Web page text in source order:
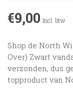
€9,00 Incl. btw
Shop de North
Over) Zwart
verzonden, dus
topproduct van